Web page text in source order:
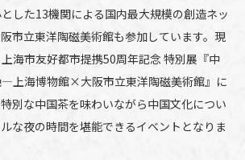
した13機関による国内最大規模の創造ネッ
市立東洋陶磁美術館も参加しています。現
海市友好都市提携50周年記念 特別展『中
―上海博物館×大阪市立東洋陶磁美術館』に
別な中国茶を味わいながら中国文化につい
な夜の時間を堪能できるイベントとなりま